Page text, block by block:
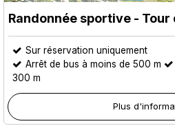
Randonnée sportive - Tour
Sur réservation uniquement
Arrêt de bus à moins de 500 m
300 m
Plus